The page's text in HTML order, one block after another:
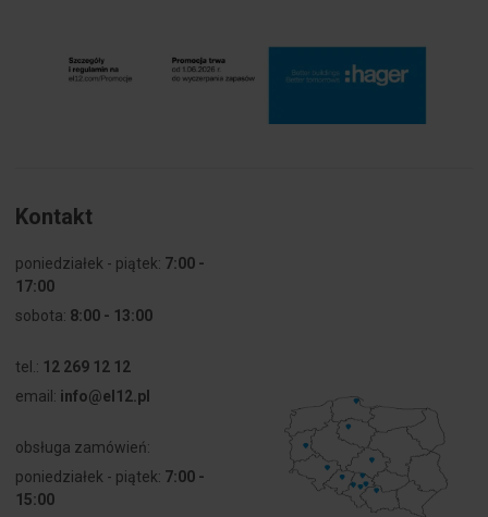
Kontakt
poniedziałek - piątek: 7:00 -
17:00
sobota: 8:00 - 13:00
tel.: 12 269 12 12
email: info@el12.pl
obsługa zamówień:
poniedziałek - piątek: 7:00 -
15:00